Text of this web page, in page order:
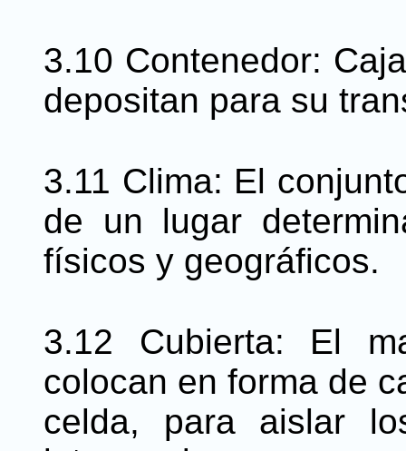
3.10 Contenedor:
depositan para su
3.11 Clima: El
de un lugar
físicos y geográficos.
3.12 Cubierta: El
colocan en forma de
celda, para aislar